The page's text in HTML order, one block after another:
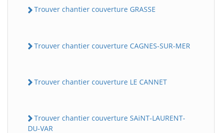
Trouver chantier couverture GRASSE
Trouver chantier couverture CAGNES-SUR-MER
Trouver chantier couverture LE CANNET
Trouver chantier couverture SAiNT-LAURENT-
DU-VAR